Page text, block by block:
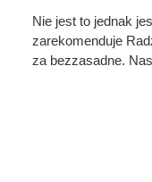
Nie jest to jednak
zarekomenduje
za bezzasadne.